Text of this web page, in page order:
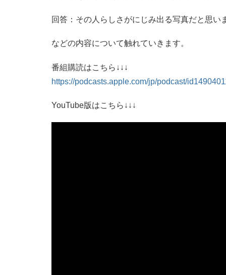
回答：その人らしさがにじみ出る写真だと思い
などの内容について触れていきます。
番組購読はこちら↓↓↓
https://podcasts.apple.com/jp/podcast/
YouTube版はこちら↓↓↓